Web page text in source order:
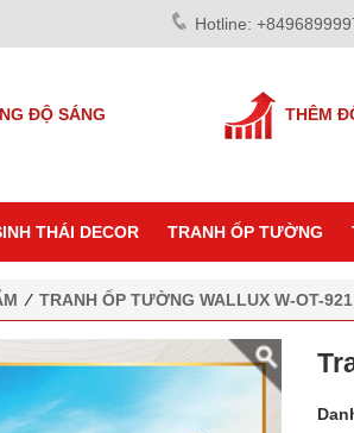
Hotline:
ĐỘ SÁNG THÊM
THÁI DECOR TRANH ỐP TƯỜNG
⁄ TRANH ỐP TƯỜNG WALLUX W-OT-921